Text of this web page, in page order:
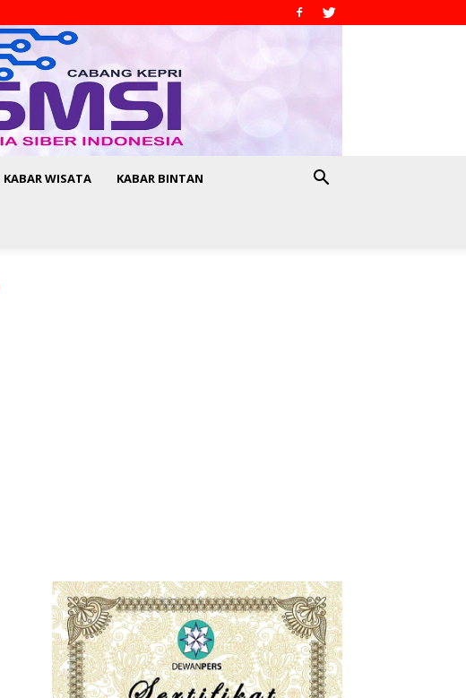
KABAR WISATA KABAR BINTAN